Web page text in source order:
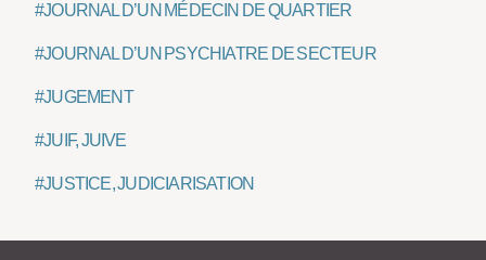
#JOURNAL D’UN MÉDECIN DE QUARTIER
#JOURNAL D’UN PSYCHIATRE DE SECTEUR
#JUGEMENT
#JUIF, JUIVE
#JUSTICE, JUDICIARISATION